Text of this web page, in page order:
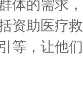
体的需求，
资助医疗救
等，让他们